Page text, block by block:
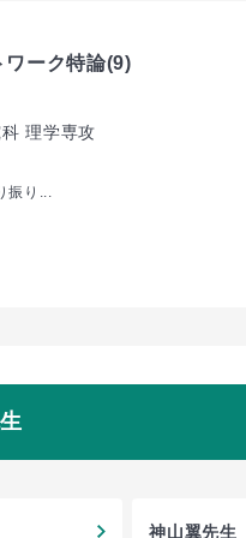
ワーク特論(9)
理学専攻
り...
神山翼先生